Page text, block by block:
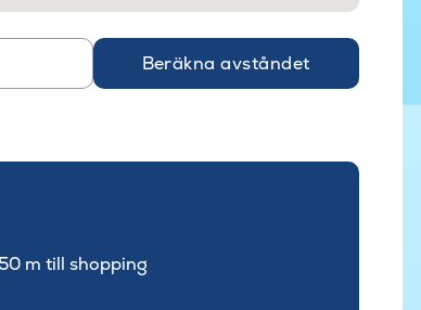
Beräkna avståndet
m till shopping